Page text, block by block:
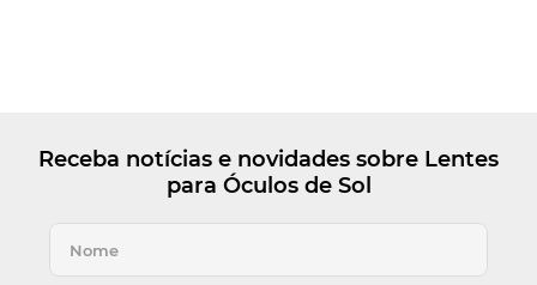
Receba notícias e novidades sobre Lentes
para Óculos de Sol